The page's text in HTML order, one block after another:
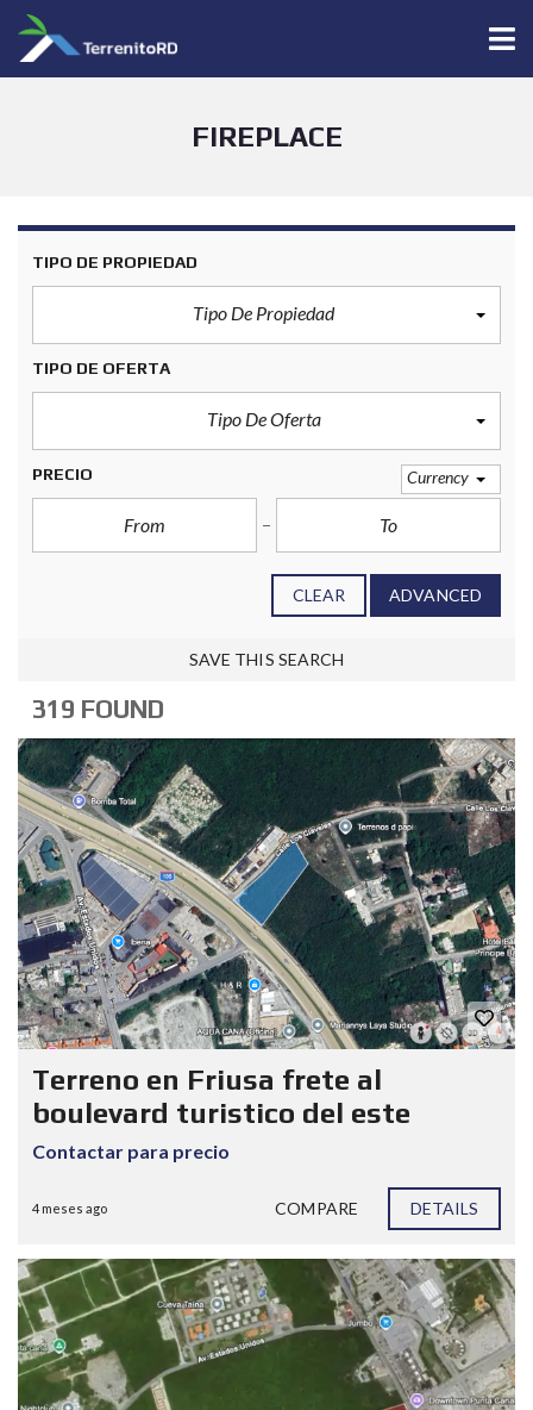
FIREPLACE
TIPO DE PROPIEDAD
Tipo De Propiedad
TIPO DE OFERTA
Tipo De Oferta
PRECIO Currency
CLEAR ADVANCED
SAVE THIS SEARCH
319 FOUND
Terreno en Friusa frete al
boulevard turistico del este
Contactar para precio
4 meses ago COMPARE DETAILS